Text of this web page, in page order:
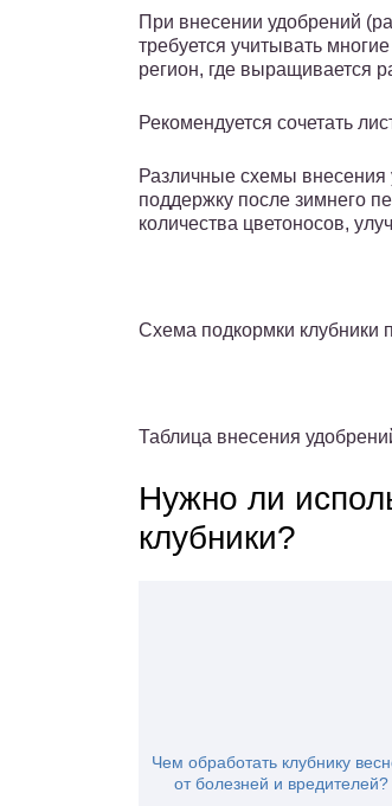
При внесении удобрений
требуется учитывать
регион, где выращивается
Рекомендуется сочетать
Различные схемы внесения
поддержку после зимнего
количества цветоносов,
Схема подкормки клубники
Таблица внесения
Нужно ли
клубники?
Чем обработать клубнику
от болезней и вредителей?